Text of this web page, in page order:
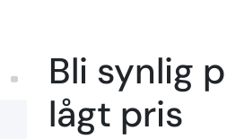
Bli synlig
lågt pris